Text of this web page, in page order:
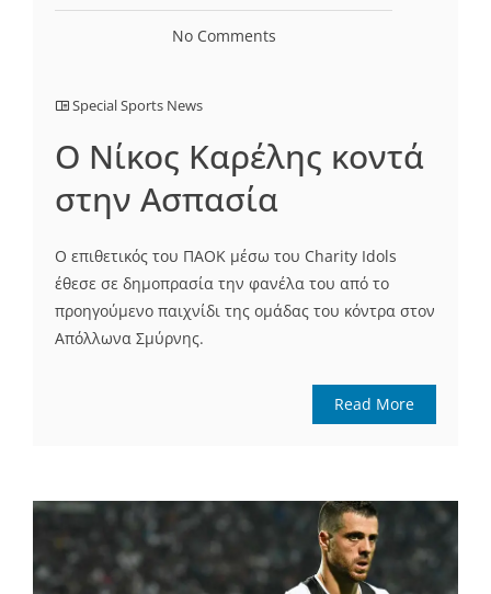
No Comments
Special Sports News
Ο Νίκος Καρέλης κοντά
στην Ασπασία
Ο επιθετικός του ΠΑΟΚ μέσω του Charity Idols
έθεσε σε δημοπρασία την φανέλα του από το
προηγούμενο παιχνίδι της ομάδας του κόντρα στον
Απόλλωνα Σμύρνης.
Read More